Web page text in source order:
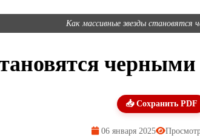
Как массивные звезды становятся
📥 Сохранить PDF
06 января 2025